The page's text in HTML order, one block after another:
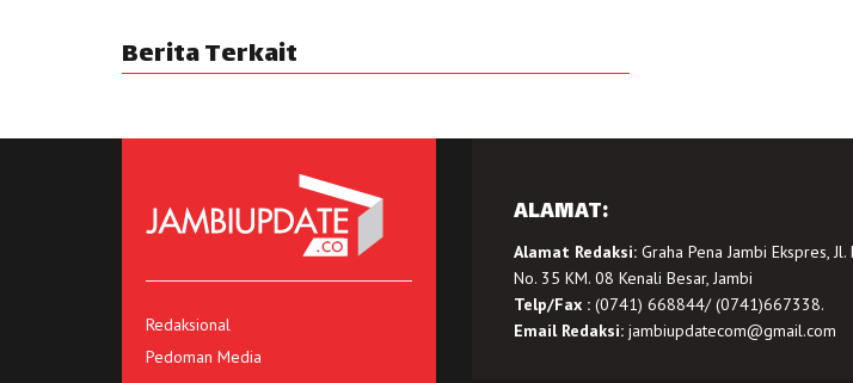
Berita Terkait
Redaksional
Pedoman Media
ALAMAT:
Alamat Redaksi:Graha Pena Jambi Ekspres, Jl.
No. 35 KM. 08 Kenali Besar, Jambi
Telp/Fax :(0741) 668844/ (0741)667338.
Email Redaksi: jambiupdatecom@gmail.com